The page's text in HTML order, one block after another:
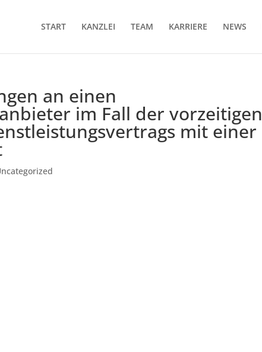
START KANZLEI TEAM KARRIERE NEWS
an einen
im Fall der vorzeitigen
mit einer